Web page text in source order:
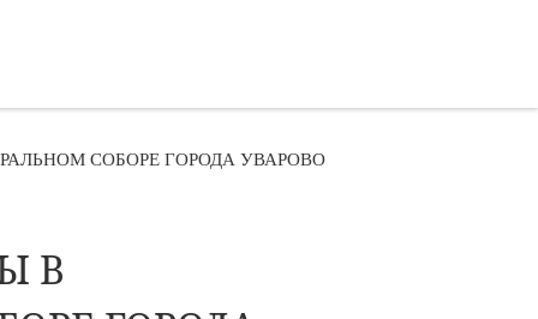
СОБОРЕ ГОРОДА УВАРОВО
В